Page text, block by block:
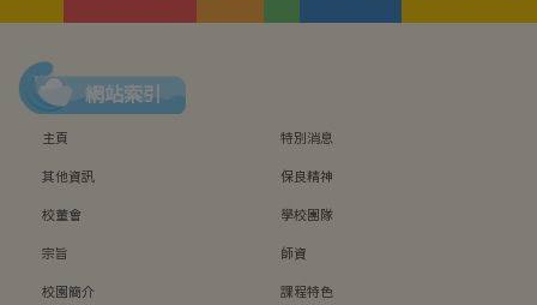
網站索引
主頁
特別消息
其他資訊
保良精神
校董會
學校團隊
宗旨
師資
校園簡介
課程特色